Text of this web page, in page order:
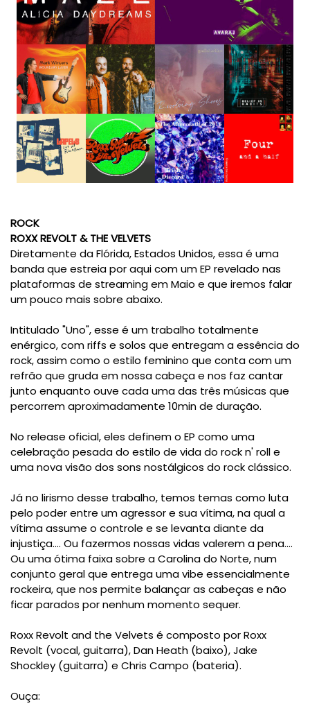
ROCK
ROXX REVOLT & THE VELVETS
Diretamente da Flórida, Estados Unidos, essa é uma
banda que estreia por aqui com um EP revelado nas
plataformas de streaming em Maio e que iremos falar
um pouco mais sobre abaixo.
Intitulado "Uno", esse é um trabalho totalmente
enérgico, com riffs e solos que entregam a essência do
rock, assim como o estilo feminino que conta com um
refrão que gruda em nossa cabeça e nos faz cantar
junto enquanto ouve cada uma das três músicas que
percorrem aproximadamente 10min de duração.
No release oficial, eles definem o EP como uma
celebração pesada do estilo de vida do rock n' roll e
uma nova visão dos sons nostálgicos do rock clássico.
Já no lirismo desse trabalho, temos temas como luta
pelo poder entre um agressor e sua vítima, na qual a
vítima assume o controle e se levanta diante da
injustiça.... Ou fazermos nossas vidas valerem a pena....
Ou uma ótima faixa sobre a Carolina do Norte, num
conjunto geral que entrega uma vibe essencialmente
rockeira, que nos permite balançar as cabeças e não
ficar parados por nenhum momento sequer.
Roxx Revolt and the Velvets é composto por Roxx
Revolt (vocal, guitarra), Dan Heath (baixo), Jake
Shockley (guitarra) e Chris Campo (bateria).
Ouça: